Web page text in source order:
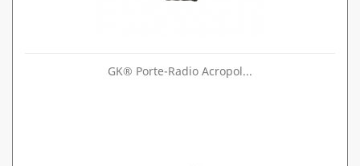
GK® Porte-Radio Acropol...